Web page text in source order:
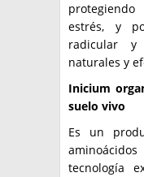
estrés, y
radicular y
naturales y
Inicium
suelo vivo
Es un
tecnología